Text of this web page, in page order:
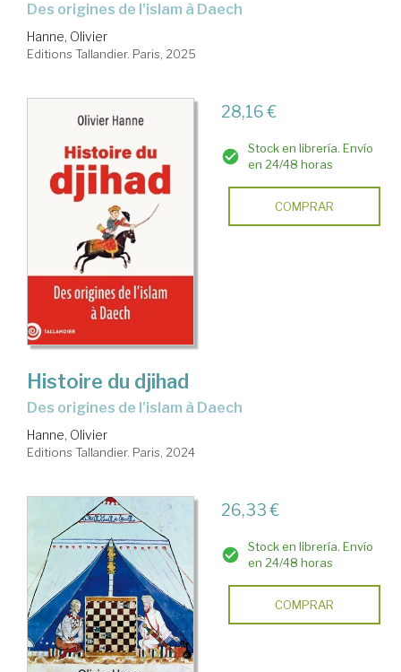
Des origines de l’islam à Daech
Hanne, Olivier
Editions Tallandier. Paris, 2025
28,16 €
Stock en librería. Envío
en 24/48 horas
COMPRAR
Histoire du djihad
Des origines de l'islam à Daech
Hanne, Olivier
Editions Tallandier. Paris, 2024
26,33 €
Stock en librería. Envío
en 24/48 horas
COMPRAR